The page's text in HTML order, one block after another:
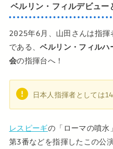
ベルリン・フィルデビュー
2025年6月、山田さんは指
である、ベルリン・フィル
会の指揮台へ！
日本人指揮者としては
レスピーギの「ローマの噴水
第3番などを指揮したこの公